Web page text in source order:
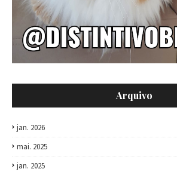
Arquivo
jan. 2026
mai. 2025
jan. 2025